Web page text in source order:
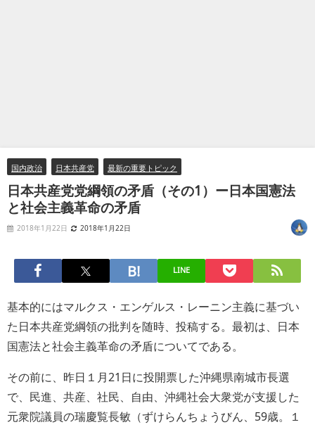
国内政治 日本共産党 最新の重要トピック
日本共産党党綱領の矛盾（その1）ー日本国憲法
と社会主義革命の矛盾
2018年1月22日 2018年1月22日
LINE
基本的にはマルクス・エンゲルス・レーニン主義に基づい
た日本共産党綱領の批判を随時、投稿する。最初は、日本
国憲法と社会主義革命の矛盾についてである。
その前に、昨日１月21日に投開票した沖縄県南城市長選
で、民進、共産、社民、自由、沖縄社会大衆党が支援した
元衆院議員の瑞慶覧長敏（ずけらんちょうびん、59歳。１